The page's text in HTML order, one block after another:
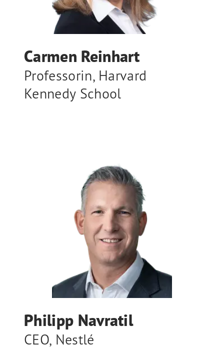
Carmen Reinhart
Professorin, Harvard
Kennedy School
Philipp Navratil
CEO, Nestlé